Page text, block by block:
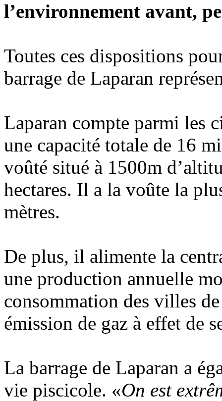
l’environnement avant,
Toutes ces dispositions
barrage de Laparan
Laparan compte parmi les
une capacité totale de 16
voûté situé à 1500m
hectares. Il a la voûte la
mètres.
De plus, il alimente la
une production annuelle
consommation des villes
émission de gaz à effet de
La barrage de Laparan a
vie piscicole. «On est